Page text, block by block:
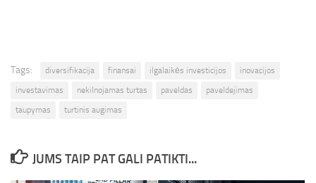
Tags: diversifikacija finansai ilgalaikės investicijos
inovacijos
investavimas
nekilnojamas turtas paveldas
paveldejimas
taupymas
turtinis augimas
JUMS TAIP PAT GALI PATIKTI...